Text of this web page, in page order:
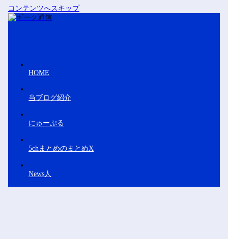
コンテンツへスキップ
HOME
当ブログ紹介
にゅーぷる
5chまとめのまとめX
News人